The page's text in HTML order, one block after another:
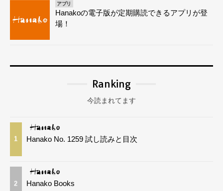
アプリ
Hanakoの電子版が定期購読できるアプリが登
場！
Ranking
今読まれてます
1 Hanako No. 1259 試し読みと目次
2 Hanako Books